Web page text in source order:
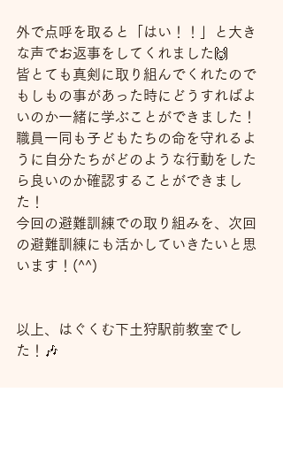
外で点呼を取ると「はい！！」と大き
な声でお返事をしてくれました🙌
皆とても真剣に取り組んでくれたので
もしもの事があった時にどうすればよ
いのか一緒に学ぶことができました！
職員一同も子どもたちの命を守れるよ
うに自分たちがどのような行動をした
ら良いのか確認することができまし
た！
今回の避難訓練での取り組みを、次回
の避難訓練にも活かしていきたいと思
います！(^^)
以上、はぐくむ下土狩駅前教室でし
た！🎶